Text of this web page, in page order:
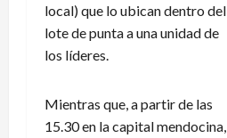
local) que lo ubican dentro del
lote de punta a una unidad de
los líderes.
Mientras que, a partir de las
15.30 en la capital mendocina,